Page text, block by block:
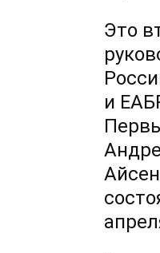
Это
и